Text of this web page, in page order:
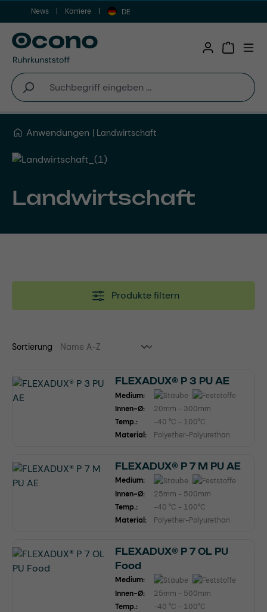
Zum Hauptinhalt springen
News Karriere DE
Anwendungen Landwirtschaft
Landwirtschaft
Produkte filtern
Sortierung
FLEXADUX® P 3 PU AE
Medium:
Innen-Ø:
20mm - 300mm
Temp.:
-40 °C - 100°C
Material:
Polyether-Polyurethan
FLEXADUX® P 7 M PU AE
Medium:
Innen-Ø:
25mm - 500mm
Temp.:
-40 °C - 100°C
Material:
Polyether-Polyurethan
FLEXADUX® P 7 OL PU
Food
Medium:
Innen-Ø:
25mm - 500mm
Temp.:
-40 °C - 100°C